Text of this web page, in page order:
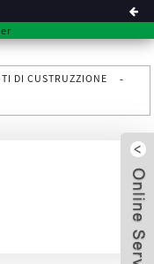
DI CUSTRUZZIONE